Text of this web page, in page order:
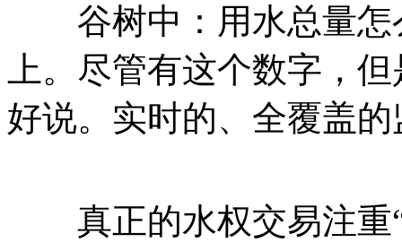
谷树中：用水总量怎
上。尽管有这个数字，
好说。实时的、全覆盖
真正的水权交易注重“